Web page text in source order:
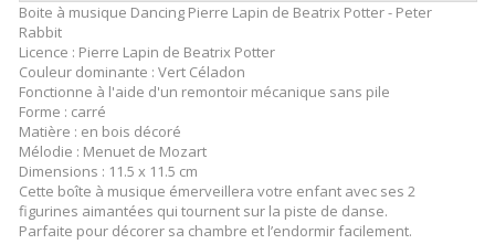
Boite à musique Dancing Pierre Lapin de Beatrix Potter - Peter
Rabbit
Licence : Pierre Lapin de Beatrix Potter
Couleur dominante : Vert Céladon
Fonctionne à l'aide d'un remontoir mécanique sans pile
Forme : carré
Matière : en bois décoré
Mélodie : Menuet de Mozart
Dimensions : 11.5 x 11.5 cm
Cette boîte à musique émerveillera votre enfant avec ses 2
figurines aimantées qui tournent sur la piste de danse.
Parfaite pour décorer sa chambre et l’endormir facilement.